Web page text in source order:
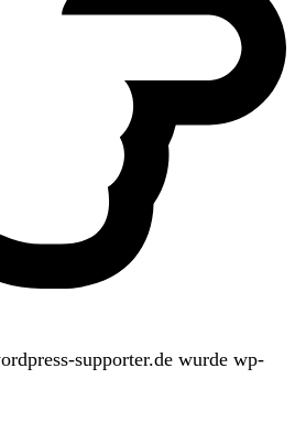
supporter.de wurde wp-